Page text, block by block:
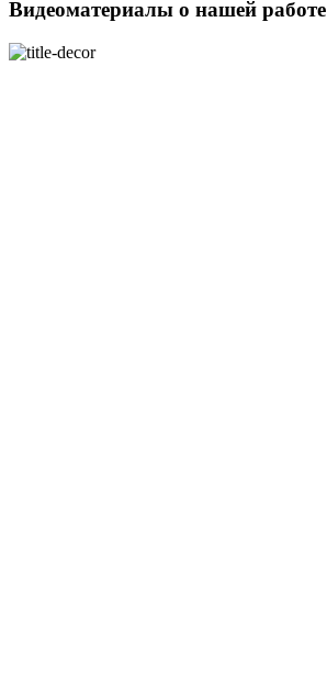
Видеоматериалы о нашей работе